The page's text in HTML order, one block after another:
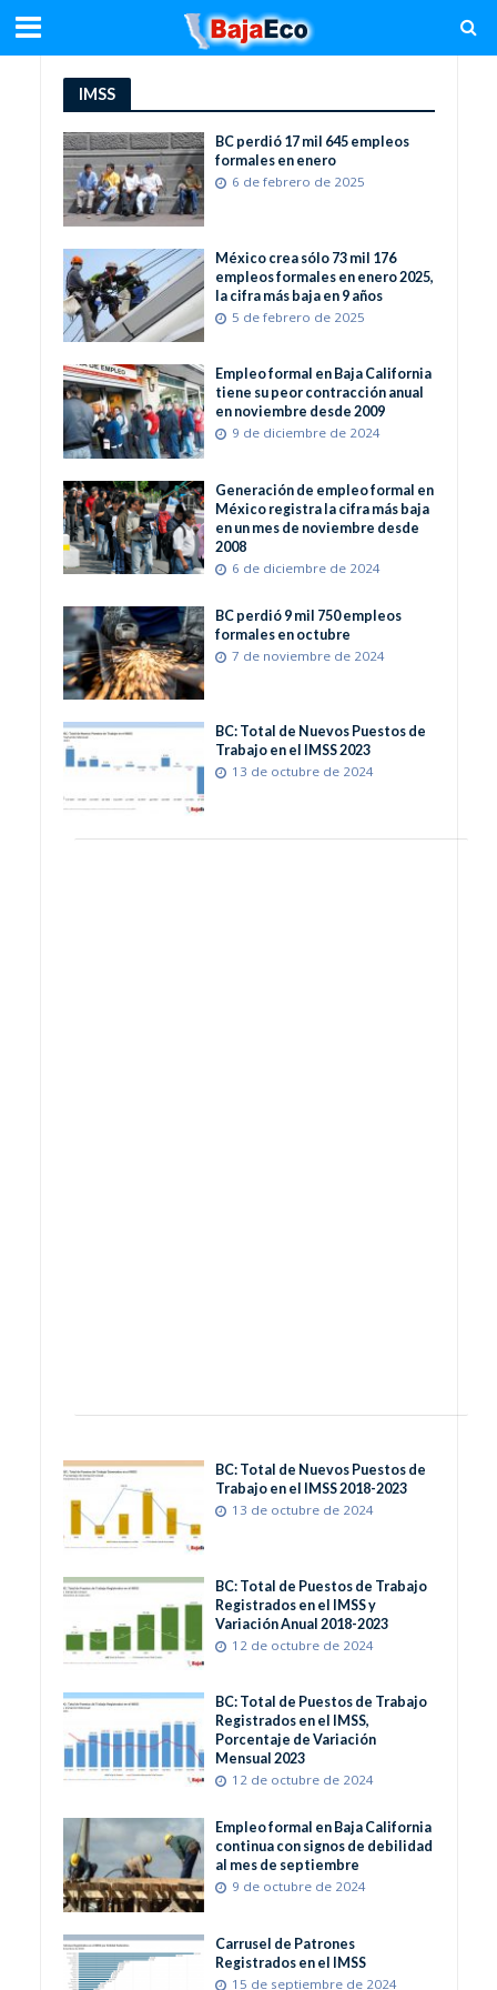
IMSS
BC perdió 17 mil 645 empleos
formales en enero
6 de febrero de 2025
México crea sólo 73 mil 176
empleos formales en enero 2025,
la cifra más baja en 9 años
5 de febrero de 2025
Empleo formal en Baja California
tiene su peor contracción anual
en noviembre desde 2009
9 de diciembre de 2024
Generación de empleo formal en
México registra la cifra más baja
en un mes de noviembre desde
2008
6 de diciembre de 2024
BC perdió 9 mil 750 empleos
formales en octubre
7 de noviembre de 2024
BC: Total de Nuevos Puestos de
Trabajo en el IMSS 2023
13 de octubre de 2024
BC: Total de Nuevos Puestos de
Trabajo en el IMSS 2018-2023
13 de octubre de 2024
BC: Total de Puestos de Trabajo
Registrados en el IMSS y
Variación Anual 2018-2023
12 de octubre de 2024
BC: Total de Puestos de Trabajo
Registrados en el IMSS,
Porcentaje de Variación
Mensual 2023
12 de octubre de 2024
Empleo formal en Baja California
continua con signos de debilidad
al mes de septiembre
9 de octubre de 2024
Carrusel de Patrones
Registrados en el IMSS
15 de septiembre de 2024